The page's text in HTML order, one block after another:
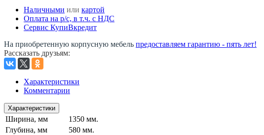
Наличными или картой
Оплата на р/c, в т.ч. с НДС
Сервис КупиВкредит
На приобретенную корпусную мебель предоставляем гарантию - пять лет!
Рассказать друзьям:
Характеристики
Комментарии
Характеристики
Ширина, мм
1350 мм.
Глубина, мм
580 мм.